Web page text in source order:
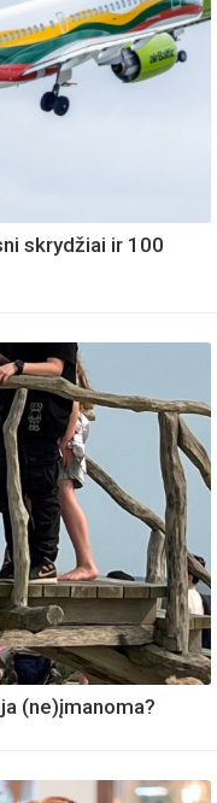
skrydžiai ir 100
(ne)įmanoma?